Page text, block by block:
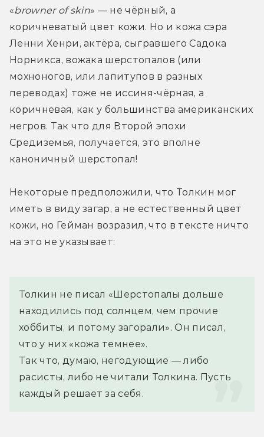
«browner of skin» — не чёрный, а
коричневатый цвет кожи. Но и кожа сэра
Ленни Хенри, актёра, сыгравшего Садока
Норникса, вожака шерстопалов (или
мохноногов, или лапитупов в разных
переводах) тоже не иссиня-чёрная, а
коричневая, как у большинства американских
негров. Так что для Второй эпохи
Средиземья, получается, это вполне
каноничный шерстопал!
Некоторые предположили, что Толкин мог
иметь в виду загар, а не естественный цвет
кожи, но Гейман возразил, что в тексте ничто
на это не указывает:
Толкин не писал «Шерстопалы дольше
находились под солнцем, чем прочие
хоббиты, и потому загорали». Он писал,
что у них «кожа темнее».
Так что, думаю, негодующие — либо
расисты, либо не читали Толкина. Пусть
каждый решает за себя.